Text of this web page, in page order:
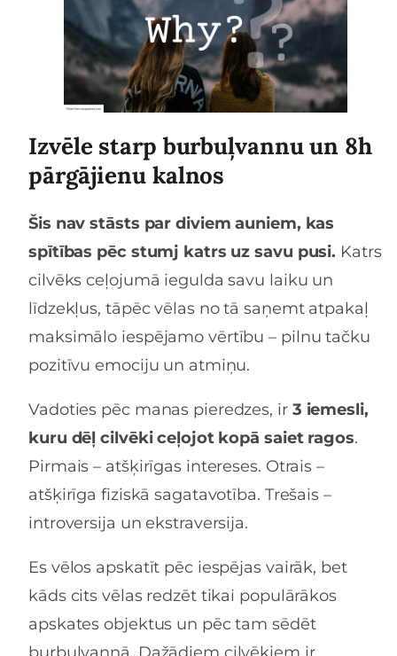
Izvēle starp burbuļvannu un 8h
pārgājienu kalnos
Šis nav stāsts par diviem auniem, kas
spītības pēc stumj katrs uz savu pusi. Katrs
cilvēks ceļojumā iegulda savu laiku un
līdzekļus, tāpēc vēlas no tā saņemt atpakaļ
maksimālo iespējamo vērtību – pilnu tačku
pozitīvu emociju un atmiņu.
Vadoties pēc manas pieredzes, ir 3 iemesli,
kuru dēļ cilvēki ceļojot kopā saiet ragos.
Pirmais – atšķirīgas intereses. Otrais –
atšķirīga fiziskā sagatavotība. Trešais –
introversija un ekstraversija.
Es vēlos apskatīt pēc iespējas vairāk, bet
kāds cits vēlas redzēt tikai populārākos
apskates objektus un pēc tam sēdēt